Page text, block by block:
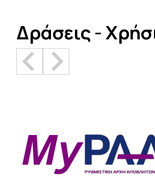
Δράσεις -